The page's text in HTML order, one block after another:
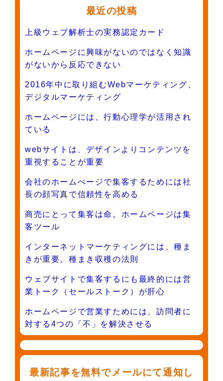
最近の投稿
上級ウェブ解析士の実務認定カード
ホームページに興味がないのではなく知識
がないから反応できない
2016年中に取り組むWebマーケティング、
デジタルマーケティング
ホームページには、行動心理学が活用され
ている
webサイトは、デザインよりコンテンツを
重視することが重要
会社のホームぺージで集客するためには社
長の顔写真で信頼性を高める
商売にとって集客は命。ホームページは集
客ツール
インターネットマーケティングには、種ま
きが重要。種まき収穫の法則
ウェブサイトで集客するにも最終的には営
業トーク（セールストーク）が肝心
ホームページで営業すためには、訪問者に
対する4つの「不」を解決させる
最新記事を無料でメールにて通知し